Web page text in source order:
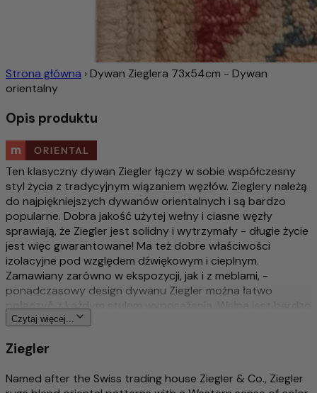
Strona główna ›Dywan Zieglera 73x54cm - Dywan
orientalny
Opis produktu
Ten klasyczny dywan Ziegler łączy w sobie współczesny
styl życia z tradycyjnym wiązaniem węzłów. Zieglery należą
do najpiękniejszych dywanów orientalnych i są bardzo
popularne. Dobra jakość użytej wełny i ciasne węzły
sprawiają, że Ziegler jest solidny i wytrzymały - długie życie
jest więc gwarantowane! Ma też dobre właściwości
izolacyjne pod względem dźwiękowym i cieplnym.
Zamawiany zarówno w ekspozycji, jak i z meblami, -
ponadczasowy design dywanu Ziegler można łatwo
połączyć z każdym stylem wyposażenia. Wełna jest bardzo
dobrej jakości i jest barwiona naturalnymi barwnikami
stworzony przez przedsiębiorcę ze Szwajcarii i do dziś jest
Czytaj więcej...
Ziegler
Named after the Swiss trading house Ziegler & Co., Ziegler